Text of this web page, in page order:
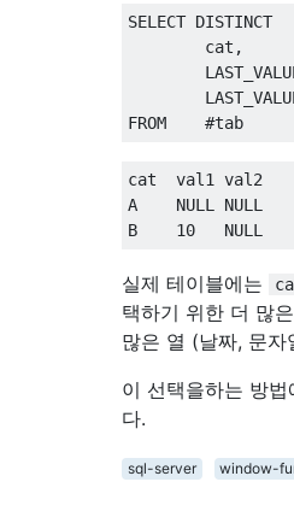
SELECT DISTINCT
        cat
,
FROM
#tab
cat  val1 val2
A NULL
NULL
B 10 NULL
실제 테이블에는
택하기 위한 더 많
많은 열 (날짜, 문
이 선택을하는 방
다.
sql-server
window-